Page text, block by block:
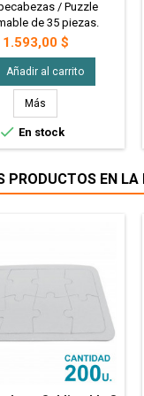
A4 X1u.
/ Puzzle
de 35 piezas.
a la venta en
A4. Ideales para
regaleria, juegos
y mas! - Plancha A4
1 Rompecabeza
Precio
1.593,00 $
Añadir al carrito
Más
 En stock
PRODUCTOS EN